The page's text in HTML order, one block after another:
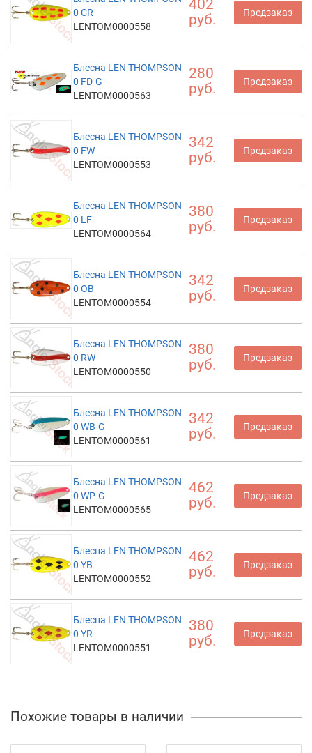
0 CR
LENTOM0000558
402
руб.
Предзаказ
Блесна LEN THOMPSON
0 FD-G
LENTOM0000563
280
руб.
Предзаказ
Блесна LEN THOMPSON
0 FW
LENTOM0000553
342
руб.
Предзаказ
Блесна LEN THOMPSON
0 LF
LENTOM0000564
380
руб.
Предзаказ
Блесна LEN THOMPSON
0 OB
LENTOM0000554
342
руб.
Предзаказ
Блесна LEN THOMPSON
0 RW
LENTOM0000550
380
руб.
Предзаказ
Блесна LEN THOMPSON
0 WB-G
LENTOM0000561
342
руб.
Предзаказ
Блесна LEN THOMPSON
0 WP-G
LENTOM0000565
462
руб.
Предзаказ
Блесна LEN THOMPSON
0 YB
LENTOM0000552
462
руб.
Предзаказ
Блесна LEN THOMPSON
0 YR
LENTOM0000551
380
руб.
Предзаказ
Похожие товары в наличии